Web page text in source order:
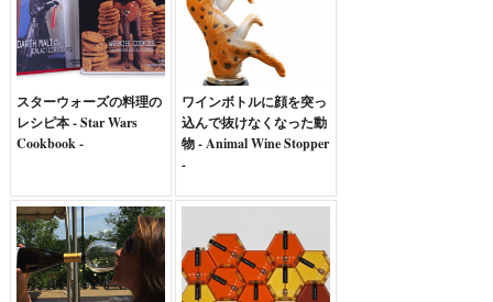
スターウォーズの料理の
レシピ本 - Star Wars
Cookbook -
ワインボトルに顔を突っ
込んで抜けなくなった動
物 - Animal Wine Stopper
-